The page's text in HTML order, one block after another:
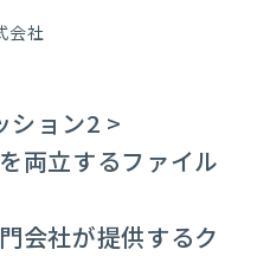
会社
ョン2 >
両立するファイル
会社が提供するク